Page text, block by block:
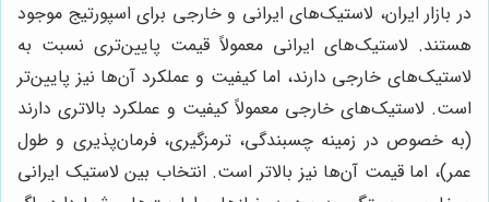
در بازار ایران، لاستیک‌های ایرانی و خارجی برای اسپورتیج موجود
هستند. لاستیک‌های ایرانی معمولاً قیمت پایین‌تری نسبت به
لاستیک‌های خارجی دارند، اما کیفیت و عملکرد آن‌ها نیز پایین‌تر
است. لاستیک‌های خارجی معمولاً کیفیت و عملکرد بالاتری دارند
(به خصوص در زمینه چسبندگی، ترمزگیری، فرمان‌پذیری و طول
عمر)، اما قیمت آن‌ها نیز بالاتر است. انتخاب بین لاستیک ایرانی